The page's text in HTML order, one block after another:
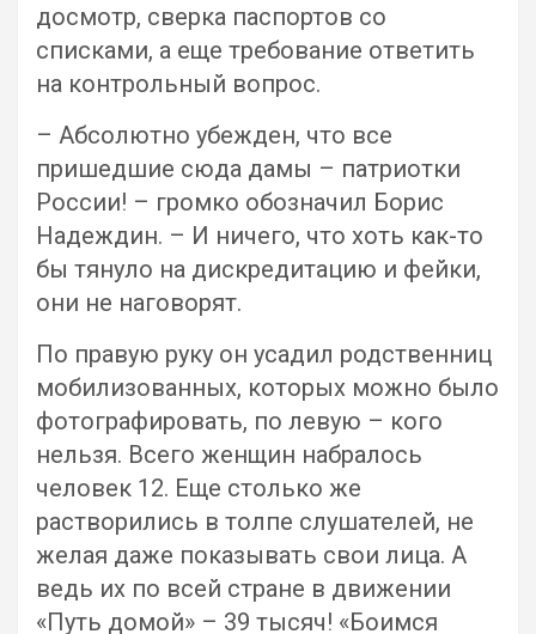
досмотр, сверка паспортов со
списками, а еще требование ответить
на контрольный вопрос.
– Абсолютно убежден, что все
пришедшие сюда дамы – патриотки
России! – громко обозначил Борис
Надеждин. – И ничего, что хоть как-то
бы тянуло на дискредитацию и фейки,
они не наговорят.
По правую руку он усадил родственниц
мобилизованных, которых можно было
фотографировать, по левую – кого
нельзя. Всего женщин набралось
человек 12. Еще столько же
растворились в толпе слушателей, не
желая даже показывать свои лица. А
ведь их по всей стране в движении
«Путь домой» – 39 тысяч! «Боимся